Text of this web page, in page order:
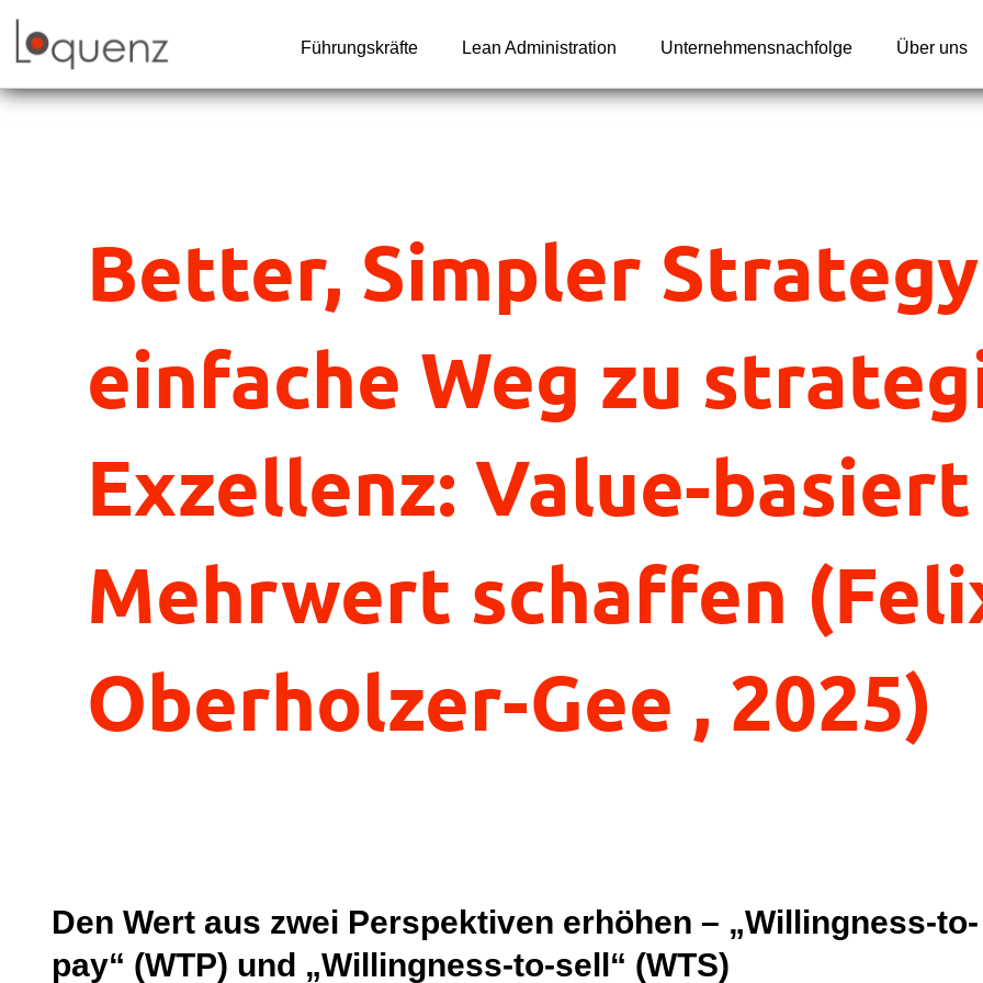
Inhalt
Führungskräfte Lean Administration Unternehmensnachfolge Über uns
Better, Simpler
einfache Weg zu
Exzellenz: Value-
Mehrwert schaffen
Oberholzer-Gee , 2025)
Den Wert aus zwei Perspektiven erhöhen – „Willingness-to-
pay“ (WTP) und „Willingness-to-sell“ (WTS)